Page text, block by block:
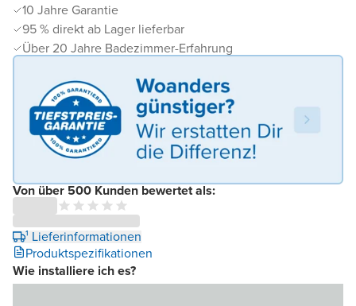
10 Jahre Garantie
95 % direkt ab Lager lieferbar
Über 20 Jahre Badezimmer-Erfahrung
Von über 500 Kunden bewertet als:
¹ Lieferinformationen
Produktspezifikationen
Wie installiere ich es?